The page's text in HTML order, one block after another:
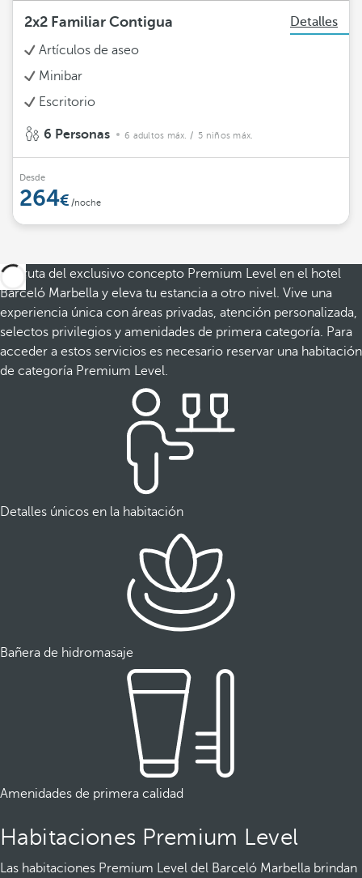
2x2 Familiar Contigua
Detalles
Artículos de aseo
Minibar
Escritorio
6 Personas 6 adultos máx. / 5 niños máx.
Desde
264 /noche
Disfruta del exclusivo concepto Premium Level en el hotel
Barceló Marbella y eleva tu estancia a otro nivel. Vive una
experiencia única con áreas privadas, atención personalizada,
selectos privilegios y amenidades de primera categoría. Para
acceder a estos servicios es necesario reservar una habitación
de categoría Premium Level.
Detalles únicos en la habitación
Bañera de hidromasaje
Amenidades de primera calidad
Habitaciones Premium Level
Las habitaciones Premium Level del Barceló Marbella brindan